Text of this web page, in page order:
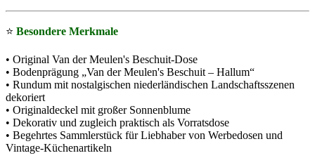
⭐ Besondere Merkmale
• Original Van der Meulen's Beschuit-Dose
• Bodenprägung „Van der Meulen's Beschuit – Hallum“
• Rundum mit nostalgischen niederländischen Landschaftsszenen
dekoriert
• Originaldeckel mit großer Sonnenblume
• Dekorativ und zugleich praktisch als Vorratsdose
• Begehrtes Sammlerstück für Liebhaber von Werbedosen und
Vintage-Küchenartikeln